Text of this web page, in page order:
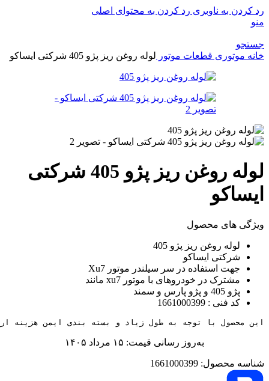
رد کردن به ناوبری رد کردن به محتوای اصلی
منو
جستجو
خانه موتوری قطعات موتور لوله روغن ریز پژو 405 شرکتی ایساکو
لوله روغن ریز پژو 405 شرکتی
ایساکو
ویژگی های محصول
لوله روغن ریز پژو 405
شرکتی ایساکو
جهت استفاده در سر سیلندر موتور Xu7
مشترک در خودروهای با موتور xu7 مانند
پژو 405 و پژو پارس و سمند
کد فنی : 1661000399
این محصول با توجه به طول زیاد و بسته بندی ایمن هزینه
به‌روز رسانی قیمت: ۱۵ مرداد ۱۴۰۵
شناسه محصول: 1661000399